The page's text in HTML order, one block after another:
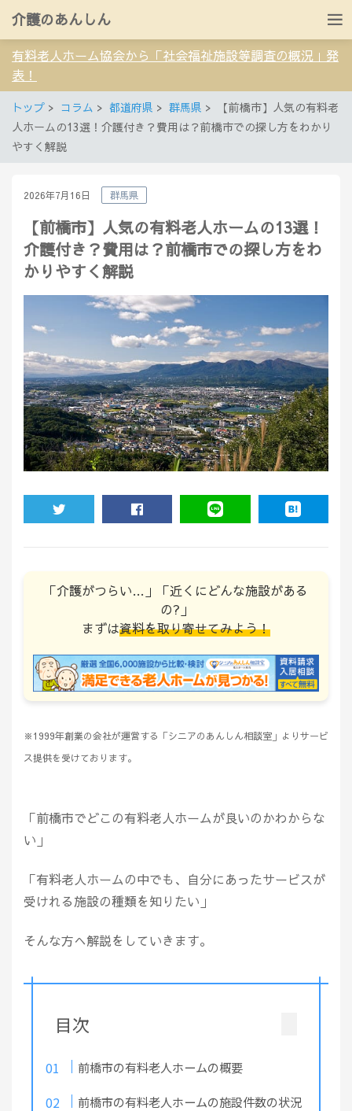
介護のあんしん
有料老人ホーム協会から「社会福祉施設等調査の概況」発
表！
トップ コラム 都道府県 群馬県
【前橋市】人気の有料老
人ホームの13選！介護付き？費用は？前橋市での探し方をわかり
やすく解説
2026年7月16日 群馬県
【前橋市】人気の有料老人ホームの13選！
介護付き？費用は？前橋市での探し方をわ
かりやすく解説
「介護がつらい…」「近くにどんな施設がある
の?」
まずは資料を取り寄せてみよう！
※1999年創業の会社が運営する「シニアのあんしん相談室」よりサービ
ス提供を受けております。
「前橋市でどこの有料老人ホームが良いのかわからな
い」
「有料老人ホームの中でも、自分にあったサービスが
受けれる施設の種類を知りたい」
そんな方へ解説をしていきます。
目次
前橋市の有料老人ホームの概要
前橋市の有料老人ホームの施設件数の状況